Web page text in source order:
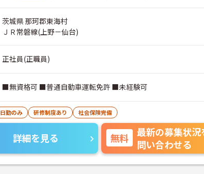
茨城県 那珂郡東海村
ＪＲ常磐線(上野－仙台)
正社員(正職員)
■無資格可 ■普通自動車運転免許 ■未経験可
日勤のみ 研修制度あり 社会保険完備
詳細を見る 無料
最新の募集状況
問い合わせる